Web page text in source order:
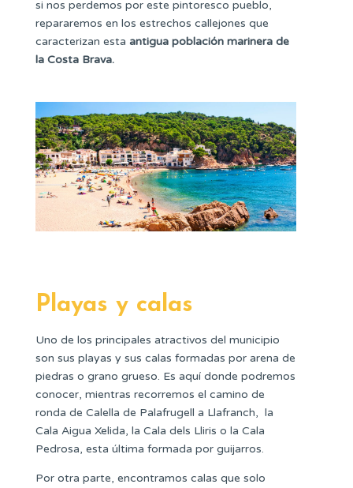
si nos perdemos por este pintoresco pueblo,
repararemos en los estrechos callejones que
caracterizan esta antigua población marinera de
la Costa Brava.
Playas y calas
Uno de los principales atractivos del municipio
son sus playas y sus calas formadas por arena de
piedras o grano grueso. Es aquí donde podremos
conocer, mientras recorremos el camino de
ronda de Calella de Palafrugell a Llafranch, la
Cala Aigua Xelida, la Cala dels Lliris o la Cala
Pedrosa, esta última formada por guijarros.
Por otra parte, encontramos calas que solo